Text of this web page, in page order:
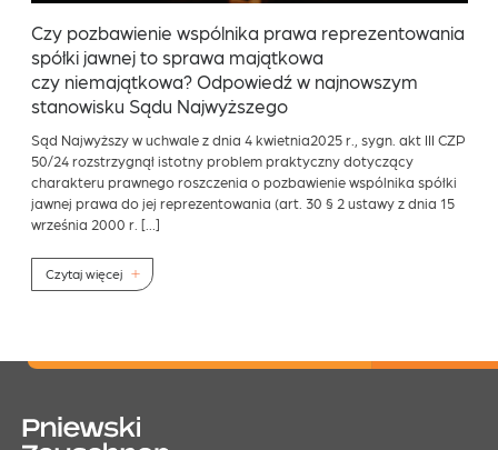
Czy pozbawienie wspólnika prawa reprezentowania
spółki jawnej to sprawa majątkowa
czy niemajątkowa? Odpowiedź w najnowszym
stanowisku Sądu Najwyższego
Sąd Najwyższy w uchwale z dnia 4 kwietnia2025 r., sygn. akt III CZP
50/24 rozstrzygnął istotny problem praktyczny dotyczący
charakteru prawnego roszczenia o pozbawienie wspólnika spółki
jawnej prawa do jej reprezentowania (art. 30 § 2 ustawy z dnia 15
września 2000 r. […]
Czytaj więcej